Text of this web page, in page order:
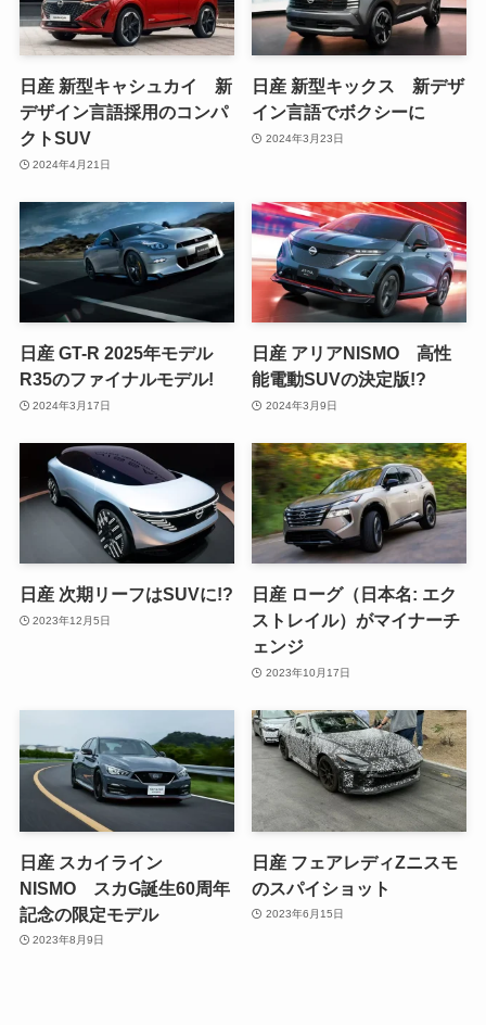
日産 新型キャシュカイ 新
デザイン言語採用のコンパ
クトSUV
2024年4月21日
日産 新型キックス 新デザ
イン言語でボクシーに
2024年3月23日
日産 GT-R 2025年モデル
R35のファイナルモデル!
2024年3月17日
日産 アリアNISMO 高性
能電動SUVの決定版!?
2024年3月9日
日産 次期リーフはSUVに!?
2023年12月5日
日産 ローグ（日本名: エク
ストレイル）がマイナーチ
ェンジ
2023年10月17日
日産 スカイライン
NISMO スカG誕生60周年
記念の限定モデル
2023年8月9日
日産 フェアレディZニスモ
のスパイショット
2023年6月15日